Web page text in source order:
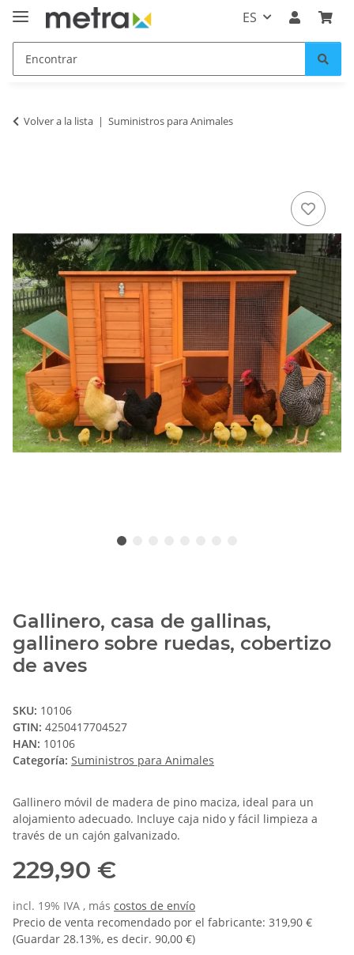
ES
Volver a la lista Suministros para Animales
Gallinero, casa de gallinas,
gallinero sobre ruedas, cobertizo
de aves
SKU: 10106
GTIN: 4250417704527
HAN: 10106
Categoría: Suministros para Animales
Gallinero móvil de madera de pino maciza, ideal para un
alojamiento adecuado. Incluye caja nido y fácil limpieza a
través de un cajón galvanizado.
229,90 €
incl. 19% IVA , más costos de envío
Precio de venta recomendado por el fabricante: 319,90 €
(Guardar 28.13%, es decir. 90,00 €)